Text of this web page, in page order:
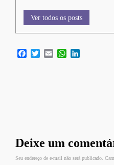
Ver todos os posts
FacebookTwitterEmail WhatsApp
Deixe um
Seu endereço de e-mail não será publicado.